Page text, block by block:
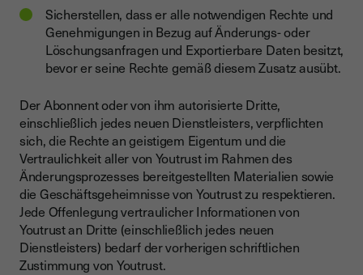
Sicherstellen, dass er alle notwendigen Rechte und
Genehmigungen in Bezug auf Änderungs- oder
Löschungsanfragen und Exportierbare Daten besitzt,
bevor er seine Rechte gemäß diesem Zusatz ausübt.
Der Abonnent oder von ihm autorisierte Dritte,
einschließlich jedes neuen Dienstleisters, verpflichten
sich, die Rechte an geistigem Eigentum und die
Vertraulichkeit aller von Youtrust im Rahmen des
Änderungsprozesses bereitgestellten Materialien sowie
die Geschäftsgeheimnisse von Youtrust zu respektieren.
Jede Offenlegung vertraulicher Informationen von
Youtrust an Dritte (einschließlich jedes neuen
Dienstleisters) bedarf der vorherigen schriftlichen
Zustimmung von Youtrust.